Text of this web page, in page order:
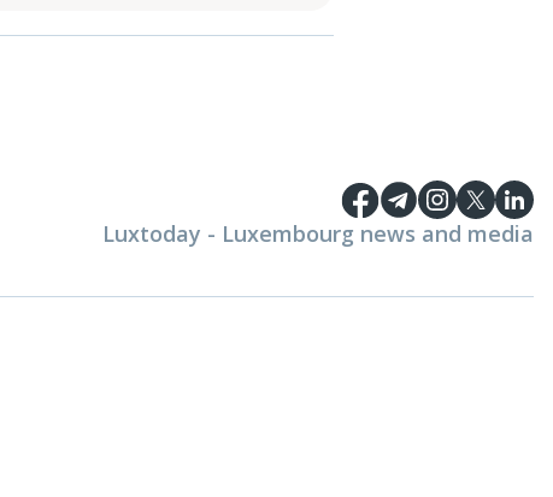
Luxtoday - Luxembourg news and media